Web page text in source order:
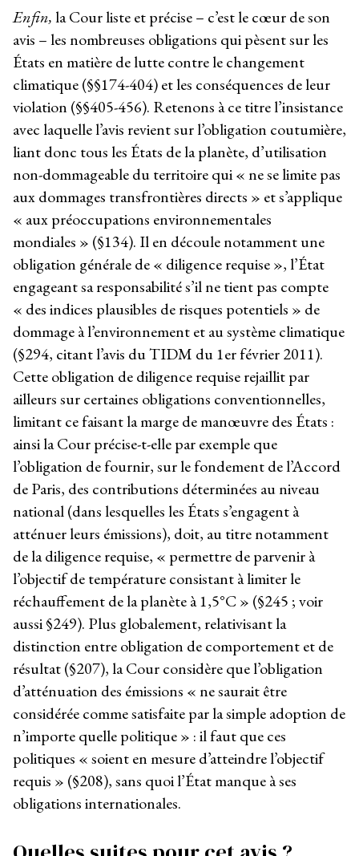
Enfin,la Cour liste et précise – c’est le cœur de son
avis – les nombreuses obligations qui pèsent sur les
États en matière de lutte contre le changement
climatique (§§174-404) et les conséquences de leur
violation (§§405-456). Retenons à ce titre l’insistance
avec laquelle l’avis revient sur l’obligation coutumière,
liant donc tous les États de la planète, d’utilisation
non-dommageable du territoire qui « ne se limite pas
aux dommages transfrontières directs » et s’applique
« aux préoccupations environnementales
mondiales » (§134). Il en découle notamment une
obligation générale de « diligence requise », l’État
engageant sa responsabilité s’il ne tient pas compte
« des indices plausibles de risques potentiels » de
dommage à l’environnement et au système climatique
(§294, citant l’avis du TIDM du 1erfévrier 2011).
Cette obligation de diligence requise rejaillit par
ailleurs sur certaines obligations conventionnelles,
limitant ce faisant la marge de manœuvre des États :
ainsi la Cour précise-t-elle par exemple que
l’obligation de fournir, sur le fondement de l’Accord
de Paris, des contributions déterminées au niveau
national (dans lesquelles les États s’engagent à
atténuer leurs émissions), doit, au titre notamment
de la diligence requise, « permettre de parvenir à
l’objectif de température consistant à limiter le
réchauffement de la planète à 1,5°C » (§245 ; voir
aussi §249). Plus globalement, relativisant la
distinction entre obligation de comportement et de
résultat (§207), la Cour considère que l’obligation
d’atténuation des émissions « ne saurait être
considérée comme satisfaite par la simple adoption de
n’importe quelle politique » : il faut que ces
politiques « soient en mesure d’atteindre l’objectif
requis » (§208), sans quoi l’État manque à ses
obligations internationales.